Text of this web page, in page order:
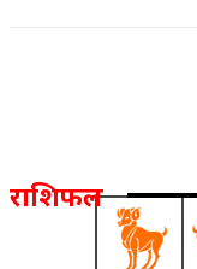
राशिफल